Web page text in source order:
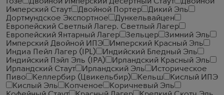
Имперский Стаут
Двойной Портер
Дикий Эль
Дортмундское Экспортное
Дункельвайцен
Европейский Светлый Лагер. Светлый Лагер
Европейский Янтарный Лагер
Зельцер
Зимний Эль
Имперский Двойной ИПЭ
Имперский Красный Эль
Индиа Пейл Лагер (IPL)
Индийский Бледный Эль
Индийский Пэйл Эль (IPA)
Ирландский Красный Эль
Ирландский Стаут
Ирландский Эль
Историческое
Пиво
Келлербир (Цвикельбир) Кельш
Кислый ИПЭ
Кислый Эль
Копченое
Коричневый Эль